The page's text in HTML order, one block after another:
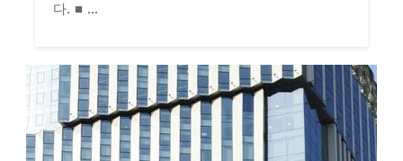
다. ■ ...